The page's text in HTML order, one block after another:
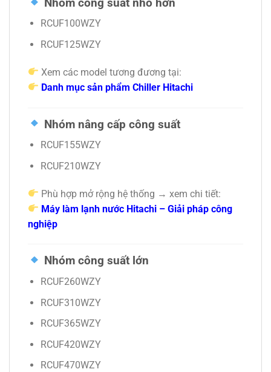
RCUF100WZY
RCUF125WZY
Xem các model tương đương tại:
Danh mục sản phẩm Chiller Hitachi
Nhóm nâng cấp công suất
RCUF155WZY
RCUF210WZY
Phù hợp mở rộng hệ thống → xem chi tiết:
Máy làm lạnh nước Hitachi – Giải pháp công
nghiệp
Nhóm công suất lớn
RCUF260WZY
RCUF310WZY
RCUF365WZY
RCUF420WZY
RCUF470WZY